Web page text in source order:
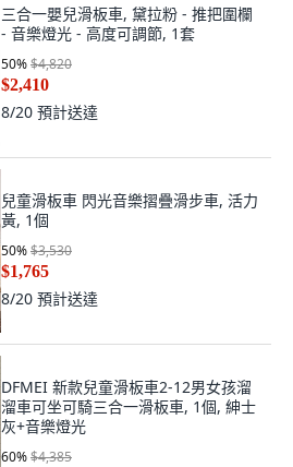
三合一嬰兒滑板車, 黛拉粉 - 推把圍欄
- 音樂燈光 - 高度可調節, 1套
50%$4,820
$2,410
8/20 預計送達
兒童滑板車 閃光音樂摺疊滑步車, 活力
黃, 1個
50%$3,530
$1,765
8/20 預計送達
DFMEI 新款兒童滑板車2-12男女孩溜
溜車可坐可騎三合一滑板車, 1個, 紳士
灰+音樂燈光
60%$4,385